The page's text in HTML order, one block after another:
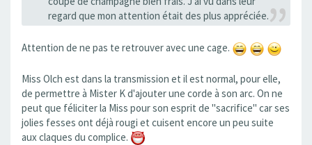
regard que mon attention était des plus appréciée.
Attention de ne pas te retrouver avec une cage.
Miss Olch est dans la transmission et il est normal, pour elle,
de permettre à Mister K d'ajouter une corde à son arc. On ne
peut que féliciter la Miss pour son esprit de "sacrifice" car ses
jolies fesses ont déjà rougi et cuisent encore un peu suite
aux claques du complice.